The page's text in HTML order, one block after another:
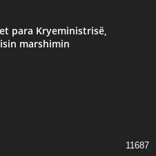
para Kryeministrisë,
marshimin
11687